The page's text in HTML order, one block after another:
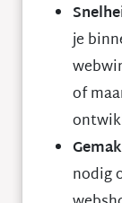
je
of
nodig